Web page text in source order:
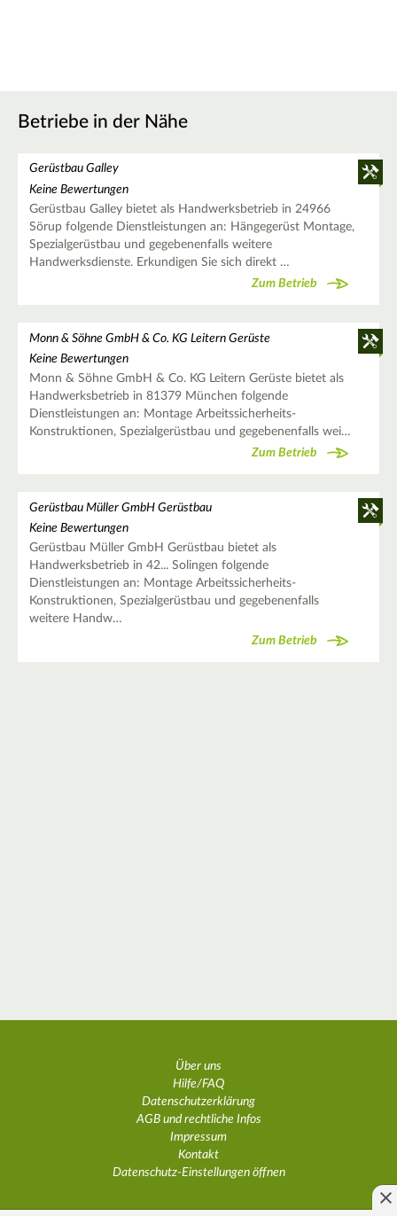
Betriebe in der Nähe
Gerüstbau Galley
Keine Bewertungen
Gerüstbau Galley bietet als Handwerksbetrieb in 24966
Sörup folgende Dienstleistungen an: Hängegerüst Montage,
Spezialgerüstbau und gegebenenfalls weitere
Handwerksdienste. Erkundigen Sie sich direkt …
Zum Betrieb
Monn & Söhne GmbH & Co. KG Leitern Gerüste
Keine Bewertungen
Monn & Söhne GmbH & Co. KG Leitern Gerüste bietet als
Handwerksbetrieb in 81379 München folgende
Dienstleistungen an: Montage Arbeitssicherheits-
Konstruktionen, Spezialgerüstbau und gegebenenfalls wei…
Zum Betrieb
Gerüstbau Müller GmbH Gerüstbau
Keine Bewertungen
Gerüstbau Müller GmbH Gerüstbau bietet als
Handwerksbetrieb in 42... Solingen folgende
Dienstleistungen an: Montage Arbeitssicherheits-
Konstruktionen, Spezialgerüstbau und gegebenenfalls
weitere Handw…
Zum Betrieb
Über uns
Hilfe/FAQ
Datenschutzerklärung
AGB und rechtliche Infos
Impressum
Kontakt
Datenschutz-Einstellungen öffnen